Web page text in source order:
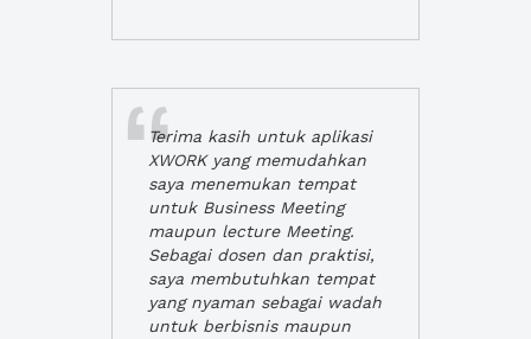
Terima kasih untuk aplikasi
XWORK yang memudahkan
saya menemukan tempat
untuk Business Meeting
maupun lecture Meeting.
Sebagai dosen dan praktisi,
saya membutuhkan tempat
yang nyaman sebagai wadah
untuk berbisnis maupun